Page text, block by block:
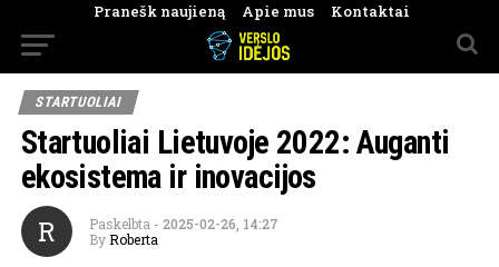
Pranešk naujieną Apie mus Kontaktai
STARTUOLIAI
Startuoliai Lietuvoje 2022: Auganti
ekosistema ir inovacijos
R Paskelbta - 2025-02-26, 14:27
By Roberta